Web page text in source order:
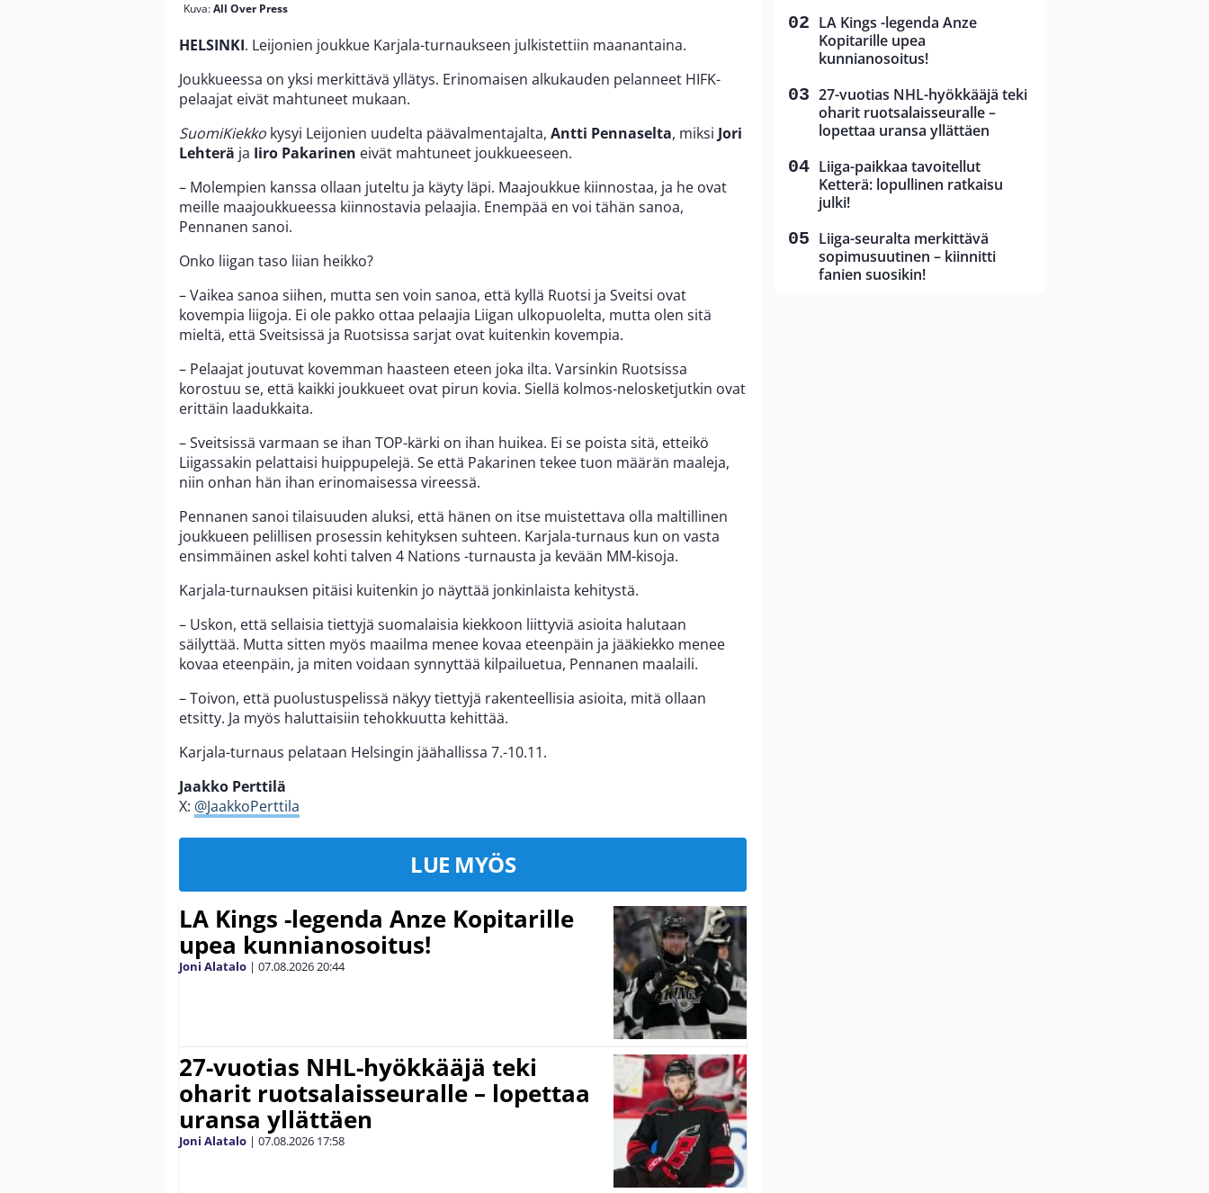
Kuva:All Over Press
HELSINKI. Leijonien joukkue Karjala-turnaukseen julkistettiin maanantaina.
Joukkueessa on yksi merkittävä yllätys. Erinomaisen alkukauden pelanneet HIFK-
pelaajat eivät mahtuneet mukaan.
SuomiKiekko kysyi Leijonien uudelta päävalmentajalta, Antti Pennaselta, miksi Jori
Lehterä ja Iiro Pakarinen eivät mahtuneet joukkueeseen.
– Molempien kanssa ollaan juteltu ja käyty läpi. Maajoukkue kiinnostaa, ja he ovat
meille maajoukkueessa kiinnostavia pelaajia. Enempää en voi tähän sanoa,
Pennanen sanoi.
Onko liigan taso liian heikko?
– Vaikea sanoa siihen, mutta sen voin sanoa, että kyllä Ruotsi ja Sveitsi ovat
kovempia liigoja. Ei ole pakko ottaa pelaajia Liigan ulkopuolelta, mutta olen sitä
mieltä, että Sveitsissä ja Ruotsissa sarjat ovat kuitenkin kovempia.
– Pelaajat joutuvat kovemman haasteen eteen joka ilta. Varsinkin Ruotsissa
korostuu se, että kaikki joukkueet ovat pirun kovia. Siellä kolmos-nelosketjutkin ovat
erittäin laadukkaita.
– Sveitsissä varmaan se ihan TOP-kärki on ihan huikea. Ei se poista sitä, etteikö
Liigassakin pelattaisi huippupelejä. Se että Pakarinen tekee tuon määrän maaleja,
niin onhan hän ihan erinomaisessa vireessä.
Pennanen sanoi tilaisuuden aluksi, että hänen on itse muistettava olla maltillinen
joukkueen pelillisen prosessin kehityksen suhteen. Karjala-turnaus kun on vasta
ensimmäinen askel kohti talven 4 Nations -turnausta ja kevään MM-kisoja.
Karjala-turnauksen pitäisi kuitenkin jo näyttää jonkinlaista kehitystä.
– Uskon, että sellaisia tiettyjä suomalaisia kiekkoon liittyviä asioita halutaan
säilyttää. Mutta sitten myös maailma menee kovaa eteenpäin ja jääkiekko menee
kovaa eteenpäin, ja miten voidaan synnyttää kilpailuetua, Pennanen maalaili.
– Toivon, että puolustuspelissä näkyy tiettyjä rakenteellisia asioita, mitä ollaan
etsitty. Ja myös haluttaisiin tehokkuutta kehittää.
Karjala-turnaus pelataan Helsingin jäähallissa 7.-10.11.
Jaakko Perttilä
X: @JaakkoPerttila
LUE MYÖS
LA Kings -legenda Anze Kopitarille
upea kunnianosoitus!
Joni Alatalo | 07.08.202620:44
27-vuotias NHL-hyökkääjä teki
oharit ruotsalaisseuralle – lopettaa
uransa yllättäen
Joni Alatalo | 07.08.2026 17:58
LA Kings -legenda Anze
Kopitarille upea
kunnianosoitus!
27-vuotias NHL-hyökkääjä teki
oharit ruotsalaisseuralle –
lopettaa uransa yllättäen
Liiga-paikkaa tavoitellut
Ketterä: lopullinen ratkaisu
julki!
Liiga-seuralta merkittävä
sopimusuutinen – kiinnitti
fanien suosikin!